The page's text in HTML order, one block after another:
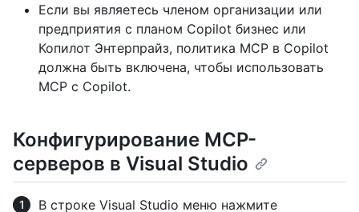
Если вы являетесь членом организации или
предприятия с планом Copilot бизнес или
Копилот Энтерпрайз, политика MCP в Copilot
должна быть включена, чтобы использовать
MCP с Copilot.
Конфигурирование MCP-
серверов в Visual Studio
В строке Visual Studio меню нажмите